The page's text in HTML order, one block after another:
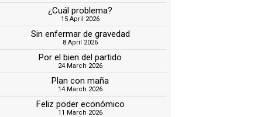
¿Cuál problema?
15 April 2026
Sin enfermar de gravedad
8 April 2026
Por el bien del partido
24 March 2026
Plan con maña
14 March 2026
Feliz poder económico
11 March 2026